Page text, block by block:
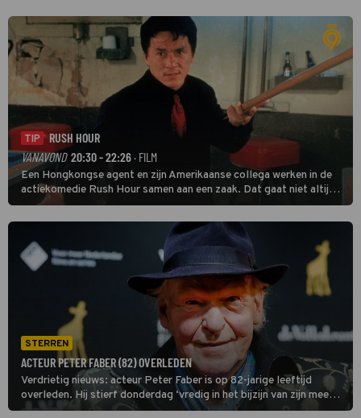
TIP
RUSH HOUR
VANAVOND 20:30 - 22:26 · FILM
Een Hongkongse agent en zijn Amerikaanse collega werken in de
actiekomedie Rush Hour samen aan een zaak. Dat gaat niet altijd
van een leien dakje.
STERREN
ACTEUR PETER FABER (82) OVERLEDEN
Verdrietig nieuws: acteur Peter Faber is op 82-jarige leeftijd
overleden. Hij stierf donderdag ‘vredig in het bijzijn van zijn meest
dierbaren’, heeft zijn familie vrijdag bekendgemaakt.